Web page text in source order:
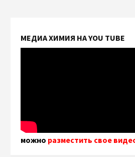
МЕДИА ХИМИЯ НА YOU TUBE
можно разместить свое